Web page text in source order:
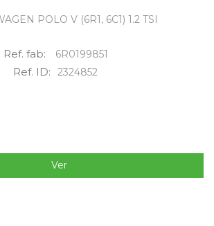
POLO V (6R1, 6C1) 1.2 TSI
Ref. fab: 6R0199851
Ref. ID: 2324852
Ver